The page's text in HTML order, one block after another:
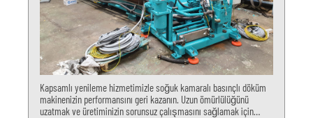
Kapsamlı yenileme hizmetimizle soğuk kamaralı basınçlı döküm
makinenizin performansını geri kazanın. Uzun ömürlülüğünü
uzatmak ve üretiminizin sorunsuz çalışmasını sağlamak için